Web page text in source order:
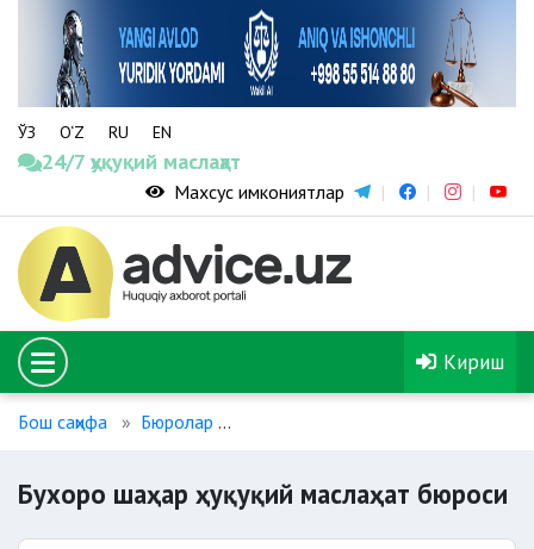
ЎЗ O‘Z RU EN
24/7 ҳуқуқий маслаҳат
Махсус имкониятлар
Кириш
Бош саҳифа Бюролар
Бухоро шаҳар ҳуқуқий маслаҳат бюроси